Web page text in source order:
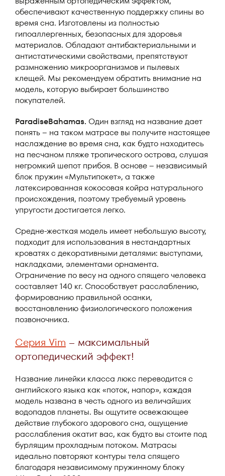
обеспечивают качественную поддержку спины во
время сна. Изготовлены из полностью
гипоаллергенных, безопасных для здоровья
материалов. Обладают антибактериальными и
антистатическими свойствами, препятствуют
размножению микроорганизмов и пылевых
клещей. Мы рекомендуем обратить внимание на
модель, которую выбирает большинство
покупателей.
ParadiseBahamas. Один взгляд на название дает
понять – на таком матрасе вы получите настоящее
наслаждение во время сна, как будто находитесь
на песчаном пляже тропического острова, слушая
негромкий шепот прибоя. В основе – независимый
блок пружин «Мультипокет», а также
латексированная кокосовая койра натурального
происхождения, поэтому требуемый уровень
упругости достигается легко.
Средне-жесткая модель имеет небольшую высоту,
подходит для использования в нестандартных
кроватях с декоративными деталями: выступами,
накладками, элементами орнамента.
Ограничение по весу на одного спящего человека
составляет 140 кг. Способствует расслаблению,
формированию правильной осанки,
восстановлению физиологического положения
позвоночника.
Серия Vim – максимальный
ортопедический эффект!
Название линейки класса люкс переводится с
английского языка как «поток, напор», каждая
модель названа в честь одного из величайших
водопадов планеты. Вы ощутите освежающее
действие глубокого здорового сна, ощущение
расслабления окатит вас, как будто вы стоите под
бурлящим прохладным потоком. Матрасы
идеально повторяют контуры тела спящего
благодаря независимому пружинному блоку